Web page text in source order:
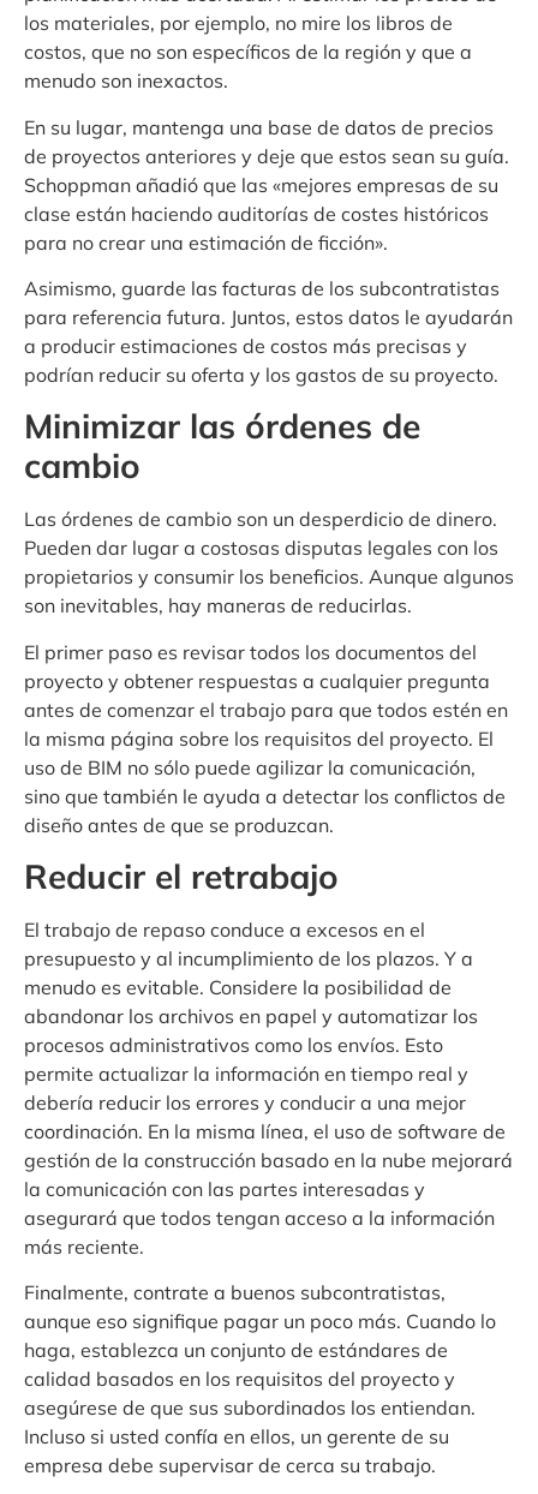
los materiales, por ejemplo, no mire los libros de
costos, que no son específicos de la región y que a
menudo son inexactos.
En su lugar, mantenga una base de datos de precios
de proyectos anteriores y deje que estos sean su guía.
Schoppman añadió que las «mejores empresas de su
clase están haciendo auditorías de costes históricos
para no crear una estimación de ficción».
Asimismo, guarde las facturas de los subcontratistas
para referencia futura. Juntos, estos datos le ayudarán
a producir estimaciones de costos más precisas y
podrían reducir su oferta y los gastos de su proyecto.
Minimizar las órdenes de
cambio
Las órdenes de cambio son un desperdicio de dinero.
Pueden dar lugar a costosas disputas legales con los
propietarios y consumir los beneficios. Aunque algunos
son inevitables, hay maneras de reducirlas.
El primer paso es revisar todos los documentos del
proyecto y obtener respuestas a cualquier pregunta
antes de comenzar el trabajo para que todos estén en
la misma página sobre los requisitos del proyecto. El
uso de BIM no sólo puede agilizar la comunicación,
sino que también le ayuda a detectar los conflictos de
diseño antes de que se produzcan.
Reducir el retrabajo
El trabajo de repaso conduce a excesos en el
presupuesto y al incumplimiento de los plazos. Y a
menudo es evitable. Considere la posibilidad de
abandonar los archivos en papel y automatizar los
procesos administrativos como los envíos. Esto
permite actualizar la información en tiempo real y
debería reducir los errores y conducir a una mejor
coordinación. En la misma línea, el uso de software de
gestión de la construcción basado en la nube mejorará
la comunicación con las partes interesadas y
asegurará que todos tengan acceso a la información
más reciente.
Finalmente, contrate a buenos subcontratistas,
aunque eso signifique pagar un poco más. Cuando lo
haga, establezca un conjunto de estándares de
calidad basados en los requisitos del proyecto y
asegúrese de que sus subordinados los entiendan.
Incluso si usted confía en ellos, un gerente de su
empresa debe supervisar de cerca su trabajo.